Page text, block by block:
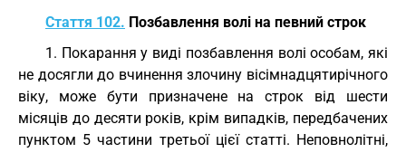
Стаття 102. Позбавлення волі на певний строк
1. Покарання у виді позбавлення волі особам, які
не досягли до вчинення злочину вісімнадцятирічного
віку, може бути призначене на строк від шести
місяців до десяти років, крім випадків, передбачених
пунктом 5 частини третьої цієї статті. Неповнолітні,